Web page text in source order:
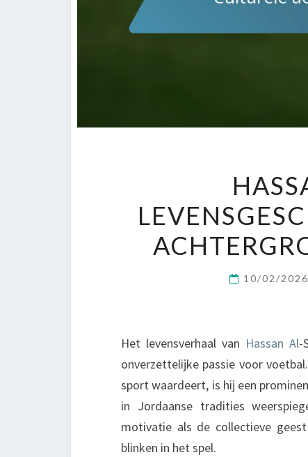
10/02/2026
Het levensverhaal van Hassan Al-
onverzettelijke passie voor
sport waardeert, is hij een
in Jordaanse tradities
motivatie als de collectieve
blinken in het spel.